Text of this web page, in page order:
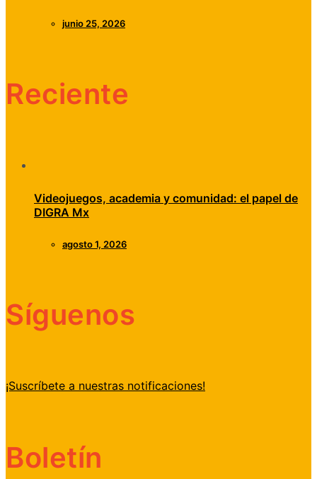
junio 25, 2026
Reciente
Videojuegos, academia y comunidad: el papel de
DIGRA Mx
agosto 1, 2026
Síguenos
¡Suscríbete a nuestras notificaciones!
Boletín